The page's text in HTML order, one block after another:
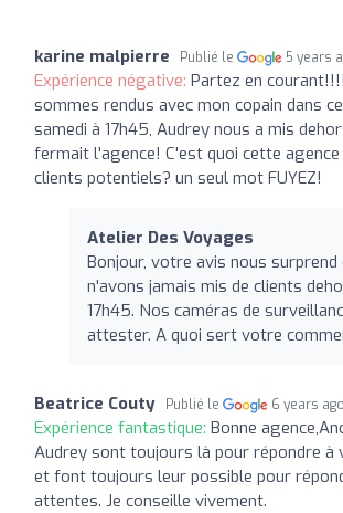
karine malpierre Publié le 5 years
Expérience négative: Partez en
sommes rendus avec mon copain dans
samedi à 17h45, Audrey nous a mis
fermait l'agence! C'est quoi cette agence
clients potentiels? un seul mot FUYEZ!
Atelier Des Voyages
Bonjour, votre avis nous surprend
n'avons jamais mis de clients
17h45. Nos caméras de
attester. A quoi sert votre
Beatrice Couty Publié le 6 years ago
Expérience fantastique: Bonne
Audrey sont toujours là pour répondre à
et font toujours leur possible pour
attentes. Je conseille vivement.